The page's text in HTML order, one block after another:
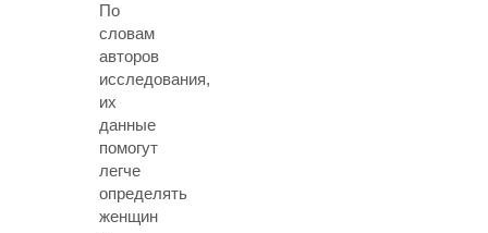
По
словам
авторов
исследования,
их
данные
помогут
легче
определять
женщин